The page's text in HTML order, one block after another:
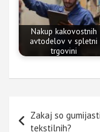
Nakup kakovostnih
avtodelov v spletni
trgovini
prispevka
Zakaj so
tekstilnih?